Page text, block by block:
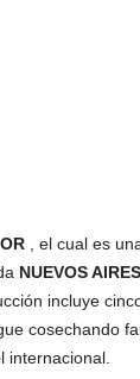
, el cual es
NUEVOS AIRES
incluye
cosechando
internacional.